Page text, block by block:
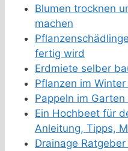
Blumen trocknen
machen
fertig wird
Erdmiete selber
Pflanzen im
Pappeln im
Ein Hochbeet für
Anleitung, Tipps,
Drainage